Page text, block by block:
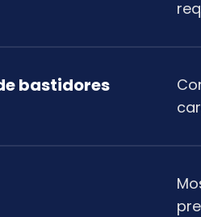
bastidores